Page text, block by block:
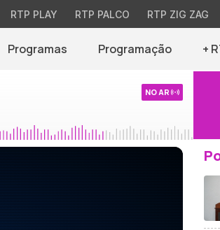
RTP PLAY RTP PALCO RTP ZIG ZAG
Programas Programação +
NO AR